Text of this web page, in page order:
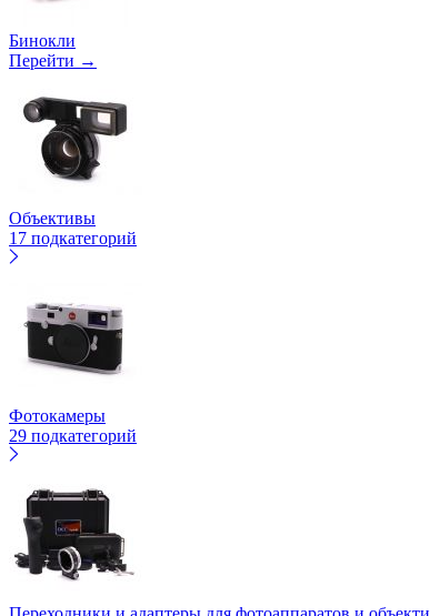
Бинокли
Перейти →
Объективы
17 подкатегорий
Фотокамеры
29 подкатегорий